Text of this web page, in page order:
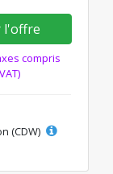
l'offre
compris
(CDW)